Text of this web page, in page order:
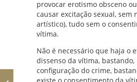
provocar erotismo obsceno
causar excitação sexual, sem
artístico), tudo sem o
vítima.
Não é necessário que haja o
dissenso da vítima, bastando,
configuração do crime,